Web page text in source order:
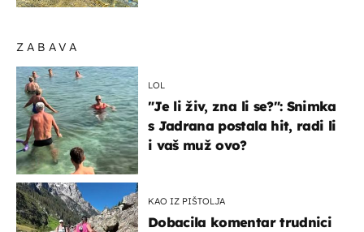
ZABAVA
LOL
"Je li živ, zna li se?": Snimka
s Jadrana postala hit, radi li
i vaš muž ovo?
KAO IZ PIŠTOLJA
Dobacila komentar trudnici